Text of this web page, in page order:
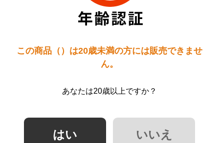
この商品（）は20歳未満の方には販売できませ
ん。
あなたは20歳以上ですか？